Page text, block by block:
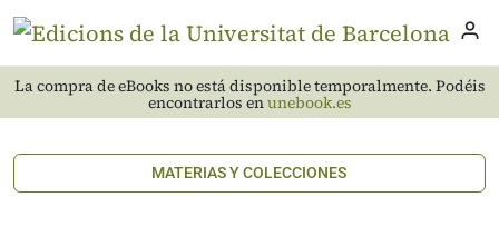
La compra de eBooks no está disponible temporalmente. Podéis
encontrarlos enunebook.es
MATERIAS Y COLECCIONES